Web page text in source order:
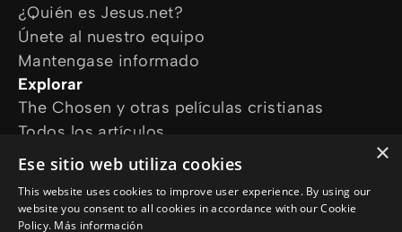
¿Quién es Jesus.net?
Únete al nuestro equipo
Mantengase informado
Explorar
The Chosen y otras películas cristianas
Todos los artículos
Cursos online
¿Cómo podemos ayudarte?
Devocional diario
×
Ese sitio web utiliza cookies
This website uses cookies to improve user experience. By using our
website you consent to all cookies in accordance with our Cookie
Policy. Más información